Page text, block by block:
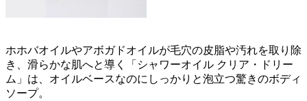
ホホバオイルやアボガドオイルが毛穴の皮脂や汚れを取り除
き、滑らかな肌へと導く「シャワーオイル クリア・ドリー
ム」は、オイルベースなのにしっかりと泡立つ驚きのボディ
ソープ。